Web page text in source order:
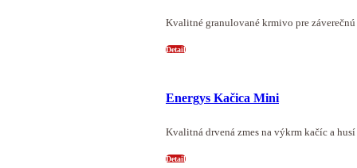
Kvalitné granulované krmivo pre
Detail
Energys Kačica Mini
Kvalitná drvená zmes na výkrm kačíc a
Detail